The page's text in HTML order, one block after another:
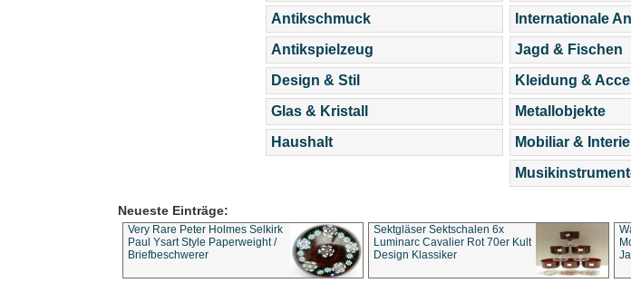
Antikschmuck
Antikspielzeug
Design & Stil
Glas & Kristall
Haushalt
Internationale
Jagd & Fischen
Kleidung &
Metallobjekte
Mobiliar &
Neueste Einträge:
Very Rare Peter Holmes Selkirk
Paul Ysart Style Paperweight /
Briefbeschwerer
Sektgläser Sektschalen 6x
Luminarc Cavalier Rot 70er Kult
Design Klassiker